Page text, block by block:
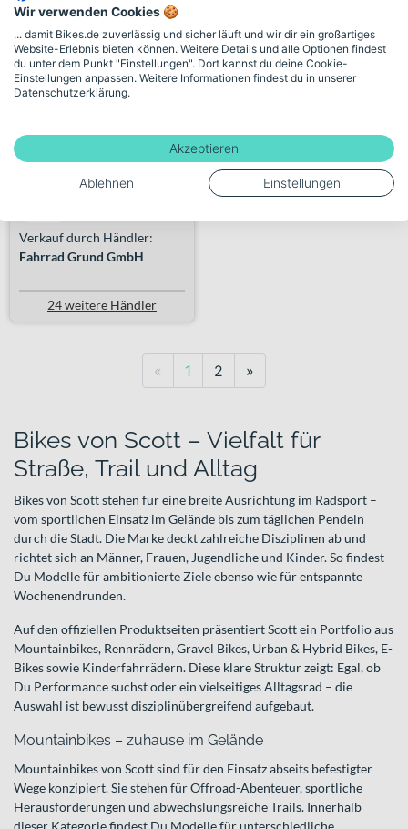
Scott Speedster Gravel 30
D...
Verkauf durch Händler:
Fahrrad Grund GmbH
24 weitere Händler
« Previous
1 2 »
Bikes von Scott – Vielfalt für
Straße, Trail und Alltag
Bikes von Scott stehen für eine breite Ausrichtung im Radsport –
vom sportlichen Einsatz im Gelände bis zum täglichen Pendeln
durch die Stadt. Die Marke deckt zahlreiche Disziplinen ab und
richtet sich an Männer, Frauen, Jugendliche und Kinder. So findest
Du Modelle für ambitionierte Ziele ebenso wie für entspannte
Wochenendrunden.
Auf den offiziellen Produktseiten präsentiert Scott ein Portfolio aus
Mountainbikes, Rennrädern, Gravel Bikes, Urban & Hybrid Bikes, E-
Bikes sowie Kinderfahrrädern. Diese klare Struktur zeigt: Egal, ob
Du Performance suchst oder ein vielseitiges Alltagsrad – die
Auswahl ist bewusst disziplinübergreifend aufgebaut.
Mountainbikes – zuhause im Gelände
Mountainbikes von Scott sind für den Einsatz abseits befestigter
Wege konzipiert. Sie stehen für Offroad-Abenteuer, sportliche
Herausforderungen und abwechslungsreiche Trails. Innerhalb
dieser Kategorie findest Du Modelle für unterschiedliche
Wir verwenden Cookies 🍪
... damit Bikes.de zuverlässig und sicher läuft und wir dir ein großartiges
Website-Erlebnis bieten können. Weitere Details und alle Optionen findest
du unter dem Punkt "Einstellungen". Dort kannst du deine Cookie-
Einstellungen anpassen. Weitere Informationen findest du in unserer
Datenschutzerklärung.
Akzeptieren
Ablehnen Einstellungen